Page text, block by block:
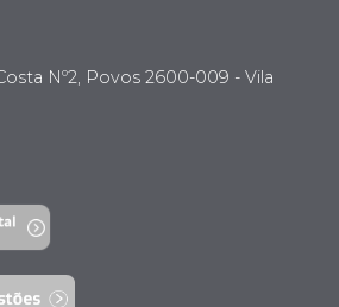
Nº2, Povos 2600-009 - Vila